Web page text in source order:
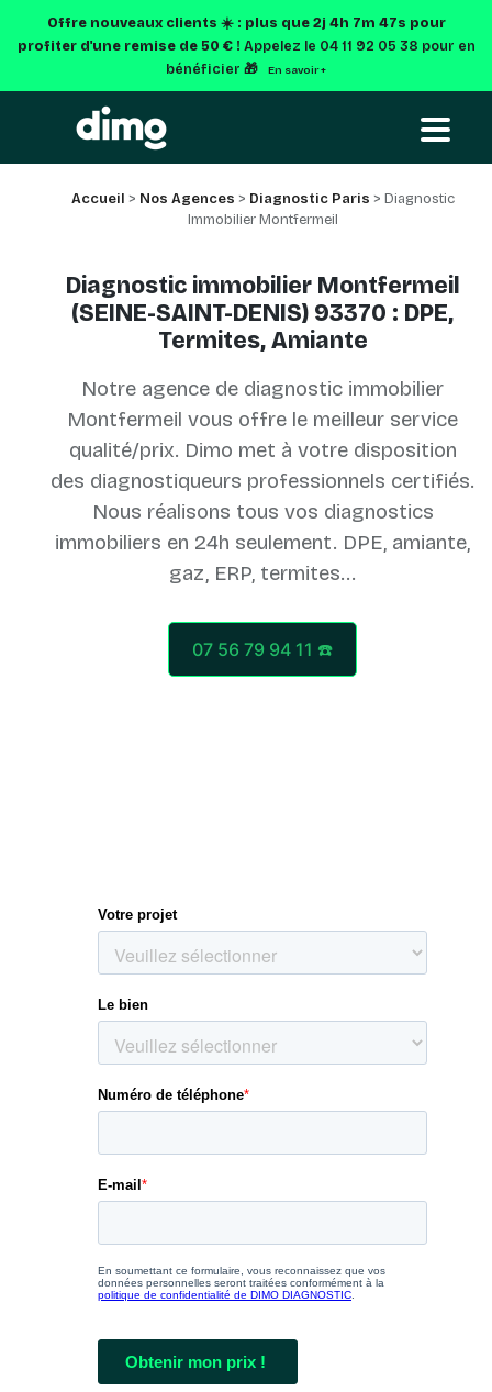
Offre nouveaux clients ☀️ : plus que 2j 4h 7m 47s pour
profiter d'une remise de 50 € ! Appelez le 04 11 92 05 38 pour en
bénéficier 🎁
En savoir +
Accueil > Nos Agences > Diagnostic Paris > Diagnostic
Immobilier Montfermeil
Diagnostic immobilier Montfermeil
(SEINE-SAINT-DENIS) 93370 : DPE,
Termites, Amiante
Notre agence de diagnostic immobilier
Montfermeil vous offre le meilleur service
qualité/prix. Dimo met à votre disposition
des diagnostiqueurs professionnels certifiés.
Nous réalisons tous vos diagnostics
immobiliers en 24h seulement. DPE, amiante,
07 56 79 94 11 ☎️